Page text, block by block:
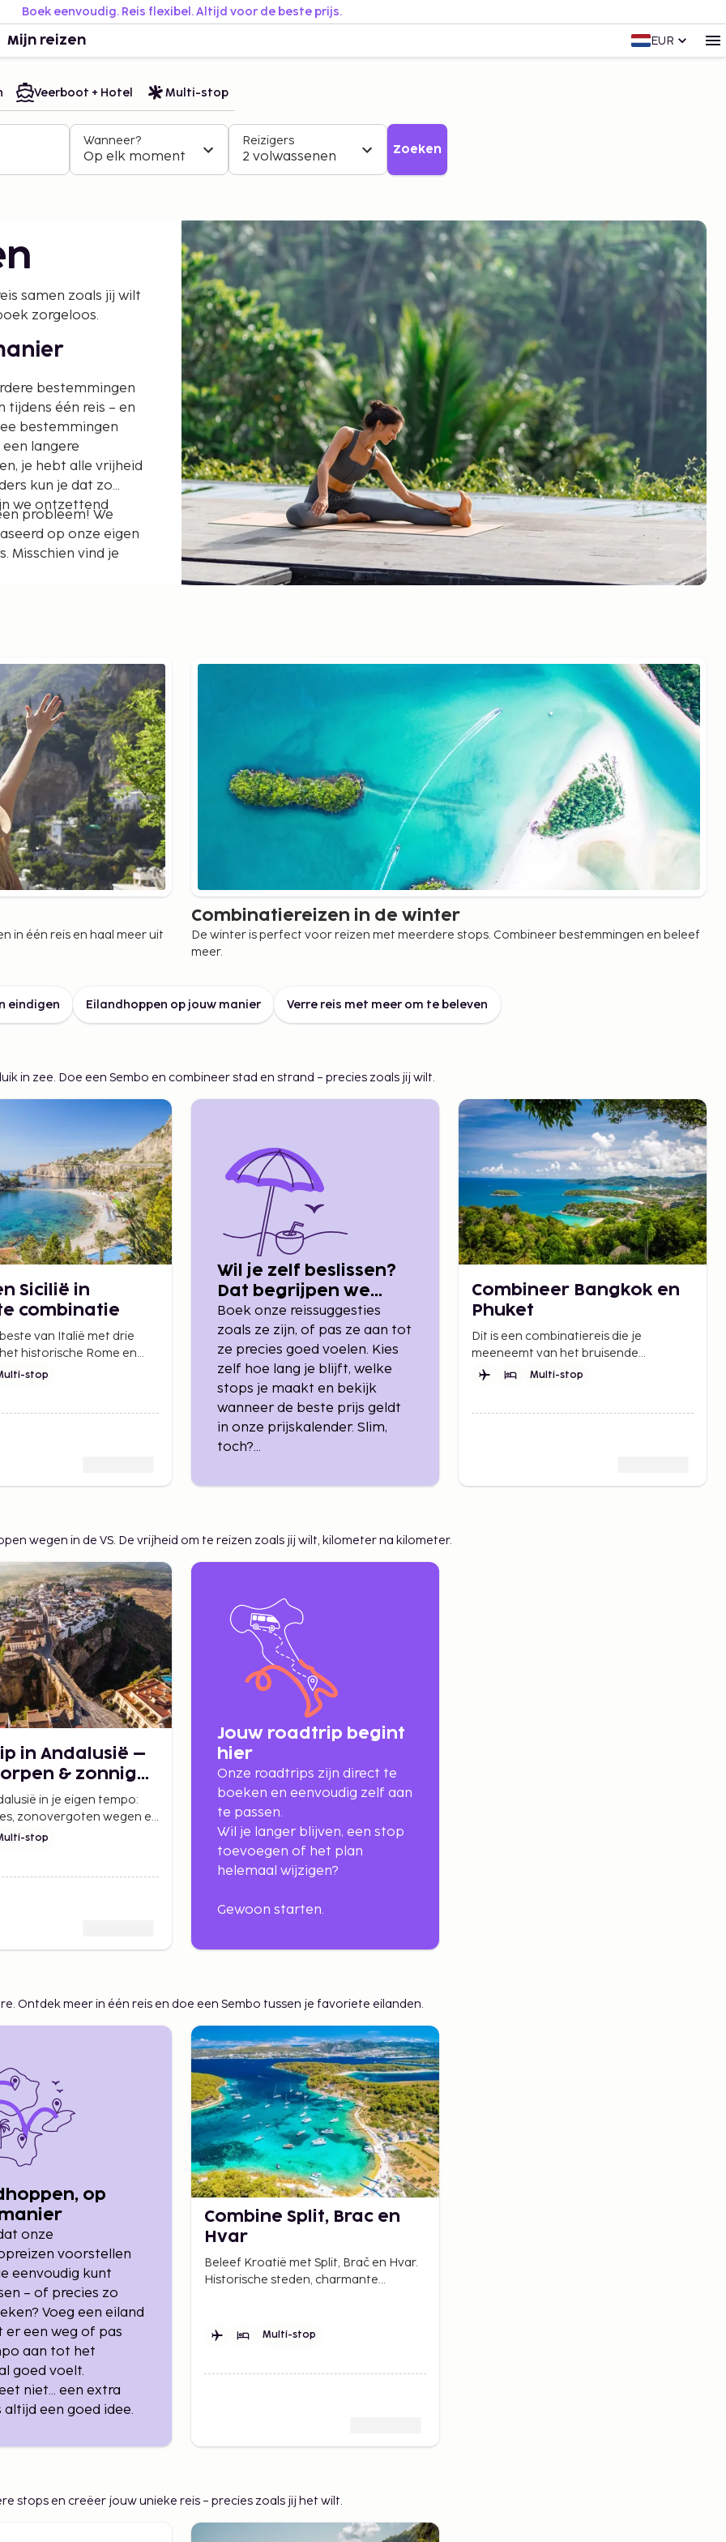
Boek eenvoudig. Reis flexibel. Altijd voor de beste prijs.
Mijn reizen EUR
Veerboot + Hotel Multi-stop
Wanneer?
Op elk moment
Reizigers
2 volwassenen Zoeken
samen zoals jij wilt
zorgeloos.
bestemmingen
één reis – en
bestemmingen
langere
je hebt alle vrijheid
kun je dat zo
we ontzettend
probleem! We
op onze eigen
Misschien vind je
reis naar twee of
bestemming
van Sembo!
en dezelfde reis.
op basis van
slimmer
je minder goed
in één
en het type
mix
op jouw budget.
budget en
soorten
aan zee?
resorts. Dat
door
zijn altijd
rondreizen,
reizen met
reis te halen.
in één reis en haal meer uit
Combinatiereizen in de winter
De winter is perfect voor reizen met meerdere stops. Combineer bestemmingen en beleef
meer.
eindigen Eilandhoppen op jouw manier Verre reis met meer om te beleven
in zee. Doe een Sembo en combineer stad en strand – precies zoals jij wilt.
Sicilië in
combinatie
van Italië met drie
historische Rome en
week in het
stop
Wil je zelf beslissen?
Dat begrijpen we
helemaal!
Boek onze reissuggesties
zoals ze zijn, of pas ze aan tot
ze precies goed voelen. Kies
zelf hoe lang je blijft, welke
stops je maakt en bekijk
wanneer de beste prijs geldt
in onze prijskalender. Slim,
toch?
Dat noemen we een Sembo
Combineer Bangkok en
Phuket
Dit is een combinatiereis die je
meeneemt van het bruisende
stadsleven van Bangkok naar de
Multi-stop
wegen in de VS. De vrijheid om te reizen zoals jij wilt, kilometer na kilometer.
in Andalusië –
& zonnige
in je eigen tempo:
zonovergoten wegen en
Een zorgvuldig gekozen
stop
Jouw roadtrip begint
hier
Onze roadtrips zijn direct te
boeken en eenvoudig zelf aan
te passen.
Wil je langer blijven, een stop
toevoegen of het plan
helemaal wijzigen?
Gewoon starten.
Ontdek meer in één reis en doe een Sembo tussen je favoriete eilanden.
op
onze
voorstellen
eenvoudig kunt
– of precies zo
Voeg een eiland
er een weg of pas
aan tot het
goed voelt.
niet… een extra
altijd een goed idee.
Combine Split, Brac en
Hvar
Beleef Kroatië met Split, Brač en Hvar.
Historische steden, charmante
Multi-stop
stops en creëer jouw unieke reis – precies zoals jij het wilt.